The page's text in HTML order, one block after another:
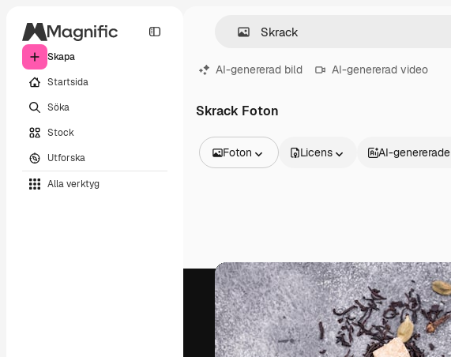
Skapa
Startsida
Söka
Stock
Utforska
Alla verktyg
AI-genererad bild AI-genererad video
Skrack Foton
Foton
Videor
Filmmaterial
Rörlig grafik
Videomallar
Ikoner
3D-modeller
Teckensnitt
Licens AI-genererade